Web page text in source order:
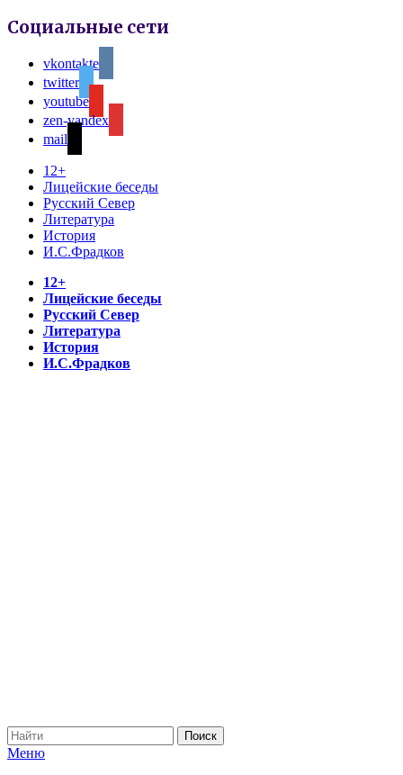
Социальные сети
vkontakte
twitter
youtube
zen-yandex
mail
12+
Лицейские беседы
Русский Север
Литература
История
И.С.Фрадков
12+
Лицейские беседы
Русский Север
Литература
История
И.С.Фрадков
Меню